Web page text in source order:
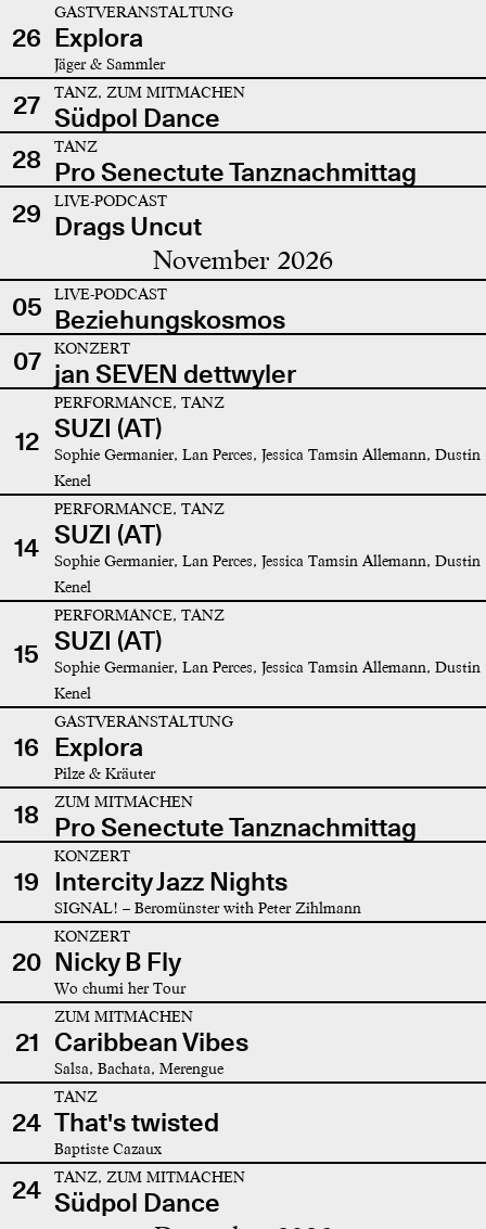
26
GASTVERANSTALTUNG
Explora
Jäger & Sammler
27 TANZ, ZUM MITMACHEN
Südpol Dance
28
TANZ
Pro Senectute Tanznachmittag
29
LIVE-PODCAST
Drags Uncut
November 2026
05 LIVE-PODCAST
Beziehungskosmos
07
KONZERT
jan SEVEN dettwyler
12
PERFORMANCE, TANZ
SUZI (AT)
Sophie Germanier, Lan Perces, Jessica Tamsin Allemann, Dustin
Kenel
14
PERFORMANCE, TANZ
SUZI (AT)
Sophie Germanier, Lan Perces, Jessica Tamsin Allemann, Dustin
Kenel
15
PERFORMANCE, TANZ
SUZI (AT)
Sophie Germanier, Lan Perces, Jessica Tamsin Allemann, Dustin
Kenel
16
GASTVERANSTALTUNG
Explora
Pilze & Kräuter
18 ZUM MITMACHEN
Pro Senectute Tanznachmittag
19
KONZERT
Intercity Jazz Nights
SIGNAL! – Beromünster with Peter Zihlmann
20
KONZERT
Nicky B Fly
Wo chumi her Tour
21
ZUM MITMACHEN
Caribbean Vibes
Salsa, Bachata, Merengue
24
TANZ
That's twisted
Baptiste Cazaux
24 TANZ, ZUM MITMACHEN
Südpol Dance